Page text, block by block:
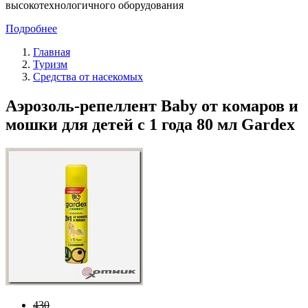
высокотехнологичного оборудования
Подробнее
Главная
Туризм
Средства от насекомых
Аэрозоль-репеллент Baby от комаров и
мошки для детей с 1 года 80 мл Gardex
430